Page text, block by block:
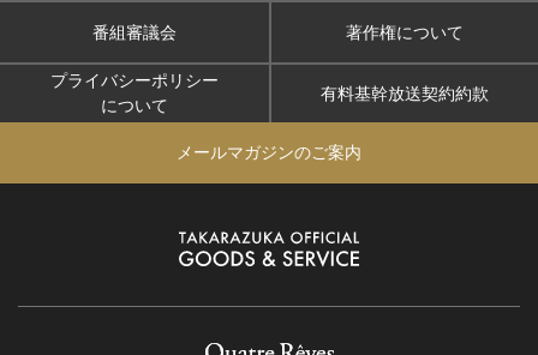
番組審議会 著作権について
プライバシーポリシー
について
有料基幹放送契約約款
メールマガジンのご案内